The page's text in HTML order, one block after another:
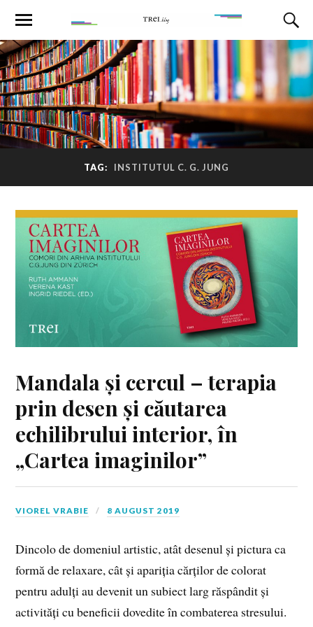
TAG: INSTITUTUL C. G. JUNG
Mandala și cercul – terapia
prin desen și căutarea
echilibrului interior, în
„Cartea imaginilor”
VIOREL VRABIE 8 AUGUST 2019
Dincolo de domeniul artistic, atât desenul și pictura ca
formă de relaxare, cât și apariția cărților de colorat
pentru adulți au devenit un subiect larg răspândit și
activități cu beneficii dovedite în combaterea stresului.